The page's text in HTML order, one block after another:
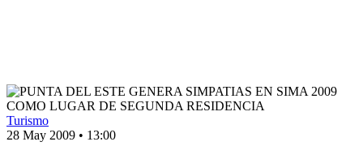
Turismo
28 May 2009 • 13:00